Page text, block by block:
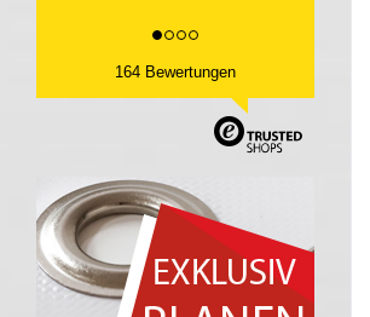
164 Bewertungen